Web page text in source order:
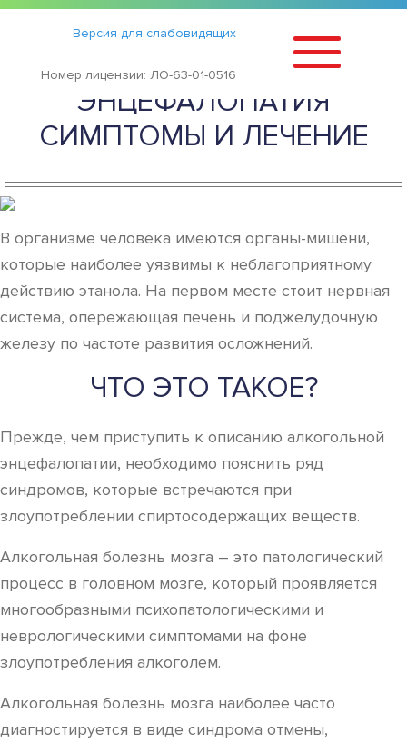
Версия для слабовидящих
Номер лицензии: ЛО-63-01-0516
Статьи ›
АЛКОГОЛЬНАЯ
ЭНЦЕФАЛОПАТИЯ
СИМПТОМЫ И ЛЕЧЕНИЕ
В организме человека имеются органы-мишени,
которые наиболее уязвимы к неблагоприятному
действию этанола. На первом месте стоит нервная
система, опережающая печень и поджелудочную
железу по частоте развития осложнений.
ЧТО ЭТО ТАКОЕ?
Прежде, чем приступить к описанию алкогольной
энцефалопатии, необходимо пояснить ряд
синдромов, которые встречаются при
злоупотреблении спиртосодержащих веществ.
Алкогольная болезнь мозга – это патологический
процесс в головном мозге, который проявляется
многообразными психопатологическими и
неврологическими симптомами на фоне
злоупотребления алкоголем.
Алкогольная болезнь мозга наиболее часто
диагностируется в виде синдрома отмены,